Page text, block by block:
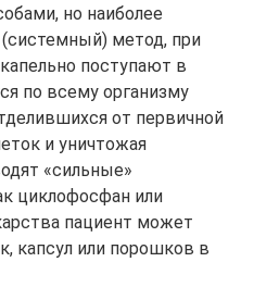
но наиболее
метод, при
поступают в
по всему организму
от первичной
и уничтожая
«сильные»
циклофосфан или
пациент может
капсул или порошков в